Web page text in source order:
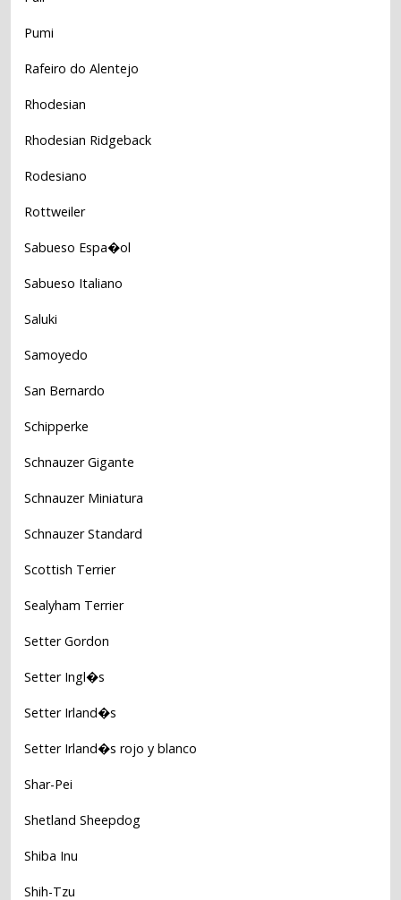
Pumi
Rafeiro do Alentejo
Rhodesian
Rhodesian Ridgeback
Rodesiano
Rottweiler
Sabueso Espa�ol
Sabueso Italiano
Saluki
Samoyedo
San Bernardo
Schipperke
Schnauzer Gigante
Schnauzer Miniatura
Schnauzer Standard
Scottish Terrier
Sealyham Terrier
Setter Gordon
Setter Ingl�s
Setter Irland�s
Setter Irland�s rojo y blanco
Shar-Pei
Shetland Sheepdog
Shiba Inu
Shih-Tzu